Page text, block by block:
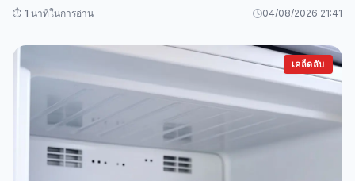
⏱️ 1 นาทีในการอ่าน 04/08/2026 21:41
เคล็ดลับ